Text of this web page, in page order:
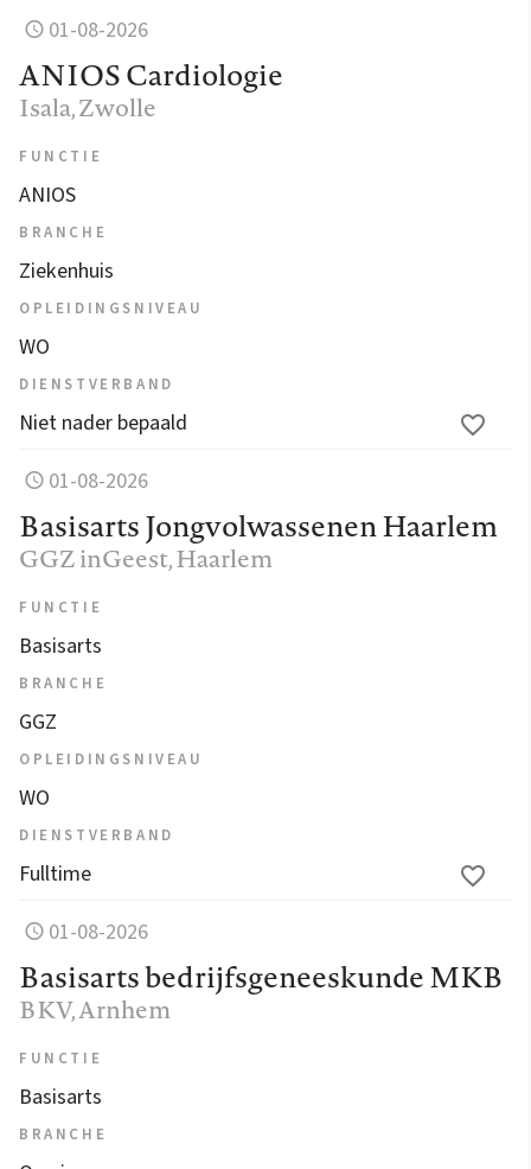
01-08-2026
ANIOS Cardiologie
Isala, Zwolle
FUNCTIE
ANIOS
BRANCHE
Ziekenhuis
OPLEIDINGSNIVEAU
WO
DIENSTVERBAND
Niet nader bepaald
01-08-2026
Basisarts Jongvolwassenen Haarlem
GGZ inGeest, Haarlem
FUNCTIE
Basisarts
BRANCHE
GGZ
OPLEIDINGSNIVEAU
WO
DIENSTVERBAND
Fulltime
01-08-2026
Basisarts bedrijfsgeneeskunde MKB
BKV, Arnhem
FUNCTIE
Basisarts
BRANCHE